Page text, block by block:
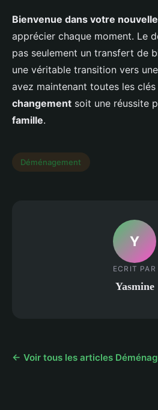
Bienvenue dans votre
apprécier chaque moment. Le
pas seulement un transfert de
une véritable transition vers une
avez maintenant toutes les
changement soit une réussite
famille.
Déménagement
Y
ECRIT PAR
Yasmine
← Voir tous les articles